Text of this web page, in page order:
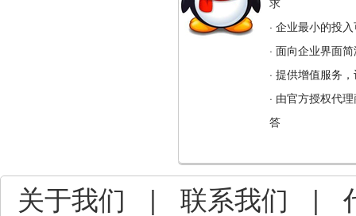
· 企业最小的投
· 面向企业界面
· 提供增值服务
· 由官方授权代
答
关于我们 | 联系我们 |